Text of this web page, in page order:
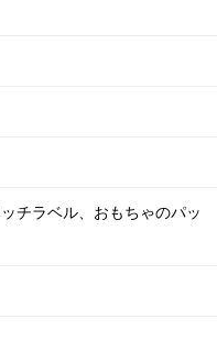
チラベル、おもちゃのパッ